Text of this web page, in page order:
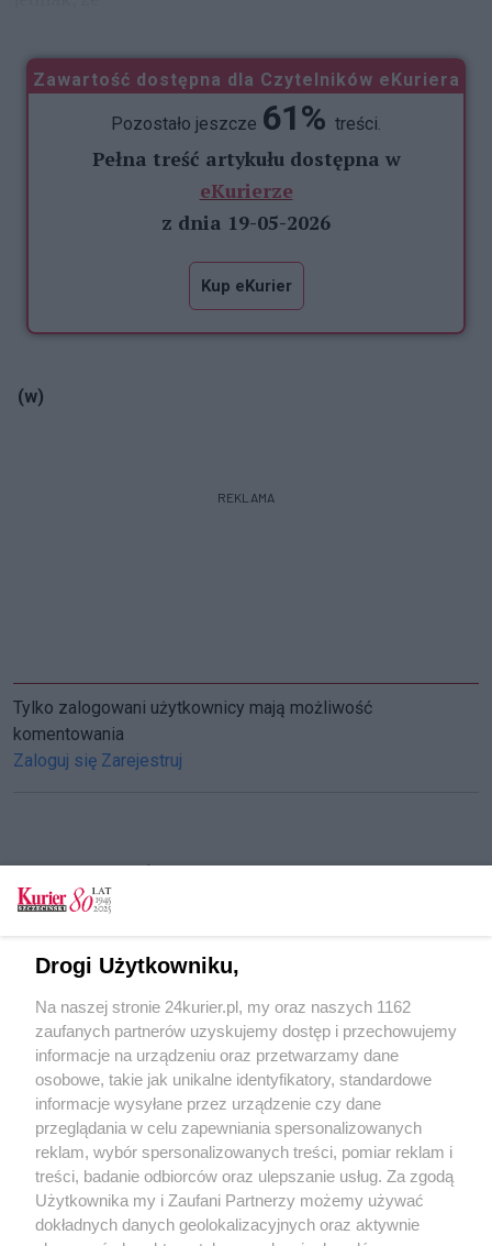
Zawartość dostępna dla Czytelników eKuriera
Pozostało jeszcze 61% treści.
Pełna treść artykułu dostępna w
eKurierze
z dnia 19-05-2026
Kup eKurier
(w)
REKLAMA
Tylko zalogowani użytkownicy mają możliwość
komentowania
Zaloguj się Zarejestruj
Polka była więziona w mieszkaniu w
Stargard zaprasza na Zjazd Hanzy
Wystawa przy dworcu i sportowe emocje na
stadionie
POGODA
22℃
Zobacz prognozę na 3 dni
Drogi Użytkowniku,
Na naszej stronie 24kurier.pl, my oraz naszych 1162
zaufanych partnerów uzyskujemy dostęp i przechowujemy
informacje na urządzeniu oraz przetwarzamy dane
osobowe, takie jak unikalne identyfikatory, standardowe
informacje wysyłane przez urządzenie czy dane
przeglądania w celu zapewniania spersonalizowanych
reklam, wybór spersonalizowanych treści, pomiar reklam i
treści, badanie odbiorców oraz ulepszanie usług. Za zgodą
Użytkownika my i Zaufani Partnerzy możemy używać
dokładnych danych geolokalizacyjnych oraz aktywnie